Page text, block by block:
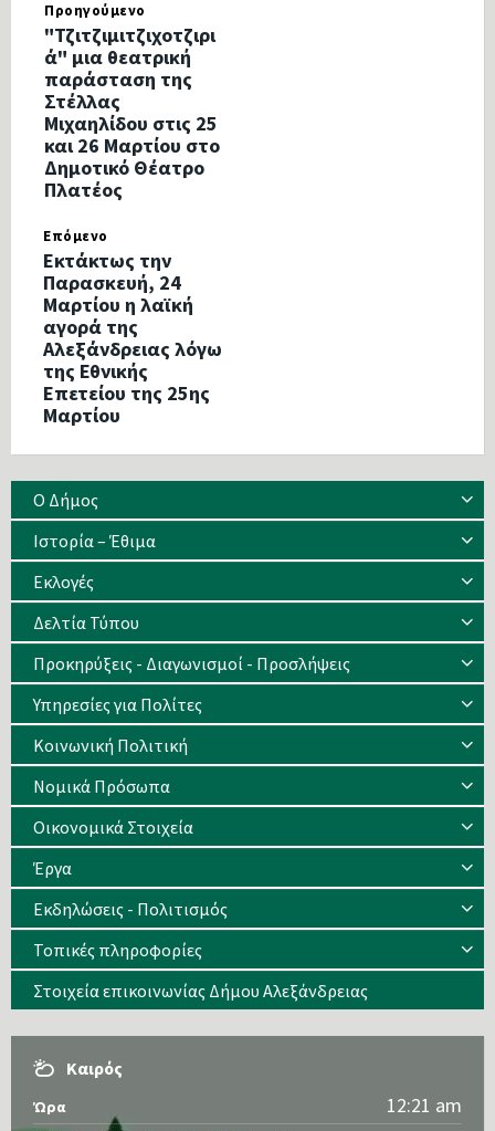
Προηγούμενο
"Τζιτζιμιτζιχοτζιρι
ά" μια θεατρική
παράσταση της
Στέλλας
Μιχαηλίδου στις 25
και 26 Μαρτίου στο
Δημοτικό Θέατρο
Πλατέος
Επόμενο
Εκτάκτως την
Παρασκευή, 24
Μαρτίου η λαϊκή
αγορά της
Αλεξάνδρειας λόγω
της Εθνικής
Επετείου της 25ης
Μαρτίου
Ο Δήμος
Ιστορία – Έθιμα
Eκλογές
Δελτία Τύπου
Προκηρύξεις - Διαγωνισμοί - Προσλήψεις
Υπηρεσίες για Πολίτες
Κοινωνική Πολιτική
Νομικά Πρόσωπα
Οικονομικά Στοιχεία
Έργα
Εκδηλώσεις - Πολιτισμός
Τοπικές πληροφορίες
Στοιχεία επικοινωνίας Δήμου Αλεξάνδρειας
Καιρός
Ώρα 12:21 am